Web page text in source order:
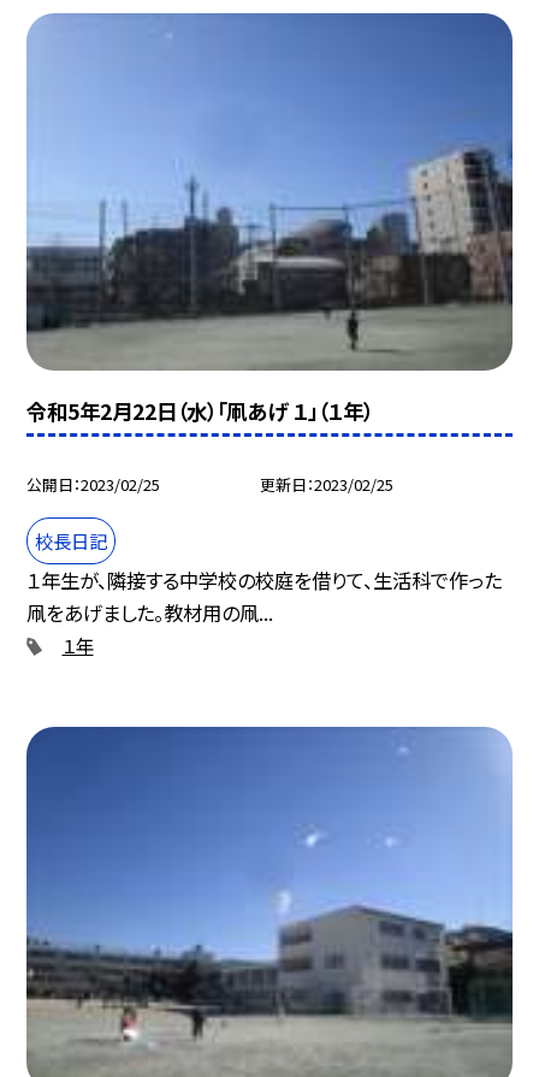
令和5年2月22日（水）「凧あげ １」（１年）
公開日 2023/02/25 更新日 2023/02/25
校長日記
１年生が、隣接する中学校の校庭を借りて、生活科で作った
凧をあげました。教材用の凧...
１年